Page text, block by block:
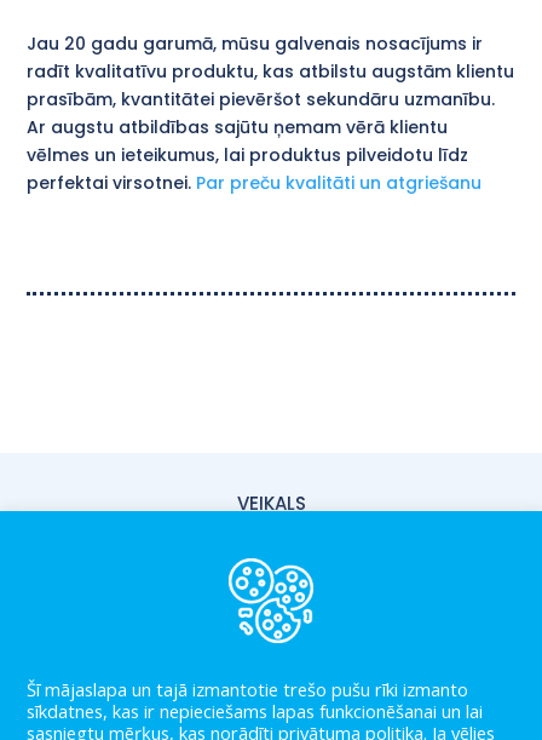
Jau 20 gadu garumā, mūsu galvenais nosacījums ir
radīt kvalitatīvu produktu, kas atbilstu augstām klientu
prasībām, kvantitātei pievēršot sekundāru uzmanību.
Ar augstu atbildības sajūtu ņemam vērā klientu
vēlmes un ieteikumus, lai produktus pilveidotu līdz
perfektai virsotnei. Par preču kvalitāti un atgriešanu
VEIKALS
PAR MUMS
KONTAKTI
LIETOŠANAS NOTEIKUMI
PRIVĀTUMA POLITIKA
Šī mājaslapa un tajā izmantotie trešo pušu rīki izmanto
sīkdatnes, kas ir nepieciešams lapas funkcionēšanai un lai
sasniegtu mēŗķus, kas norādīti privātuma politika. Ja vēlies